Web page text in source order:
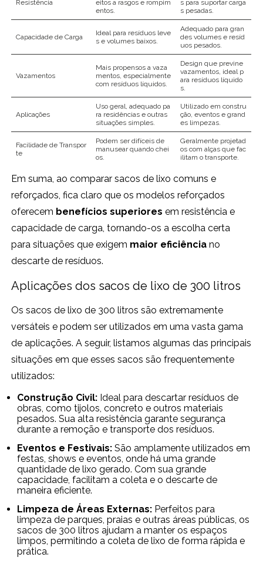
Resistência
eitos a rasgos e rompim
entos.
s para suportar carga
s pesadas.
Capacidade de Carga
Ideal para resíduos leve
s e volumes baixos.
Adequado para gran
des volumes e resíd
uos pesados.
Vazamentos
Mais propensos a vaza
mentos, especialmente
com resíduos líquidos.
Design que previne
vazamentos, ideal p
ara resíduos líquido
s.
Aplicações
Uso geral, adequado pa
ra residências e outras
situações simples.
Utilizado em constru
ção, eventos e grand
es limpezas.
Facilidade de Transpor
te
Podem ser difíceis de
manusear quando chei
os.
Geralmente projetad
os com alças que fac
ilitam o transporte.
Em suma, ao comparar sacos de lixo comuns e
reforçados, fica claro que os modelos reforçados
oferecem benefícios superiores em resistência e
capacidade de carga, tornando-os a escolha certa
para situações que exigem maior eficiência no
descarte de resíduos.
Aplicações dos sacos de lixo de 300 litros
Os sacos de lixo de 300 litros são extremamente
versáteis e podem ser utilizados em uma vasta gama
de aplicações. A seguir, listamos algumas das principais
situações em que esses sacos são frequentemente
utilizados:
Construção Civil: Ideal para descartar resíduos de
obras, como tijolos, concreto e outros materiais
pesados. Sua alta resistência garante segurança
durante a remoção e transporte dos resíduos.
Eventos e Festivais: São amplamente utilizados em
festas, shows e eventos, onde há uma grande
quantidade de lixo gerado. Com sua grande
capacidade, facilitam a coleta e o descarte de
maneira eficiente.
Limpeza de Áreas Externas: Perfeitos para
limpeza de parques, praias e outras áreas públicas, os
sacos de 300 litros ajudam a manter os espaços
limpos, permitindo a coleta de lixo de forma rápida e
prática.